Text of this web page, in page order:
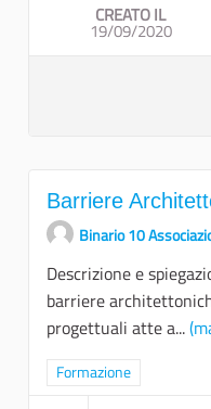
CREATO IL
19/09/2020
Barriere
Binario 10
Descrizione e
barriere
progettuali atte a...
Filtra i risultati per
Formazione